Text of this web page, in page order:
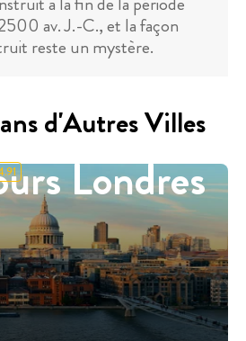
av. J.-C., et la façon
reste un mystère.
d'Autres Villes
Londres